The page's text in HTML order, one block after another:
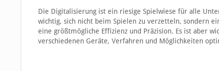
Die Digitalisierung ist ein riesige Spielwiese für alle
wichtig, sich nicht beim Spielen zu verzetteln, sondern
eine größtmögliche Effizienz und Präzision. Es ist aber
verschiedenen Geräte, Verfahren und Möglichkeiten